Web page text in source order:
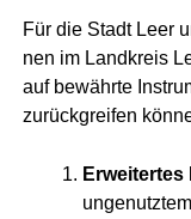
Für die Stadt Leer
nen im Land­kreis
auf bewähr­te
zurück­grei­fen